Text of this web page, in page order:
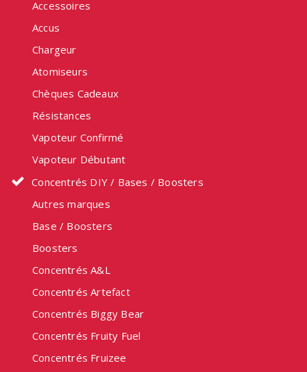
Accessoires
Accus
Chargeur
Atomiseurs
Chèques Cadeaux
Résistances
Vapoteur Confirmé
Vapoteur Débutant
Concentrés DIY / Bases / Boosters
Autres marques
Base / Boosters
Boosters
Concentrés A&L
Concentrés Artefact
Concentrés Biggy Bear
Concentrés Fruity Fuel
Concentrés Fruizee